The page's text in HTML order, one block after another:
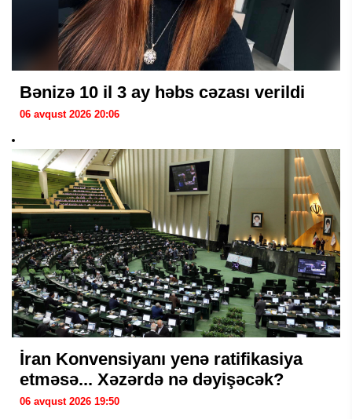
Bənizə 10 il 3 ay həbs cəzası verildi
06 avqust 2026 20:06
İran Konvensiyanı yenə ratifikasiya
etməsə... Xəzərdə nə dəyişəcək?
06 avqust 2026 19:50